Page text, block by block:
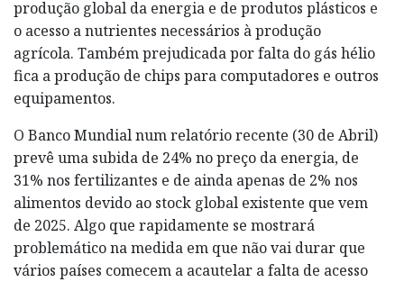
produção global da energia e de produtos plásticos e
o acesso a nutrientes necessários à produção
agrícola. Também prejudicada por falta do gás hélio
fica a produção de chips para computadores e outros
equipamentos.
O Banco Mundial num relatório recente (30 de Abril)
prevê uma subida de 24% no preço da energia, de
31% nos fertilizantes e de ainda apenas de 2% nos
alimentos devido ao stock global existente que vem
de 2025. Algo que rapidamente se mostrará
problemático na medida em que não vai durar que
vários países comecem a acautelar a falta de acesso